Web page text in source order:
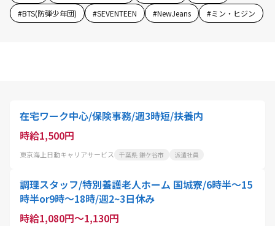
#BTS(防弾少年団) #SEVENTEEN #NewJeans #ミン・ヒジン
在宅ワーク中心/保険事務/週3時短/扶養内
時給1,500円
東京海上日動キャリアサービス 千葉県 鎌ケ谷市 派遣社員
調理スタッフ/特別養護老人ホーム 国城寮/6時半～15
時半or9時～18時/週2~3日休み
時給1,080円～1,130円